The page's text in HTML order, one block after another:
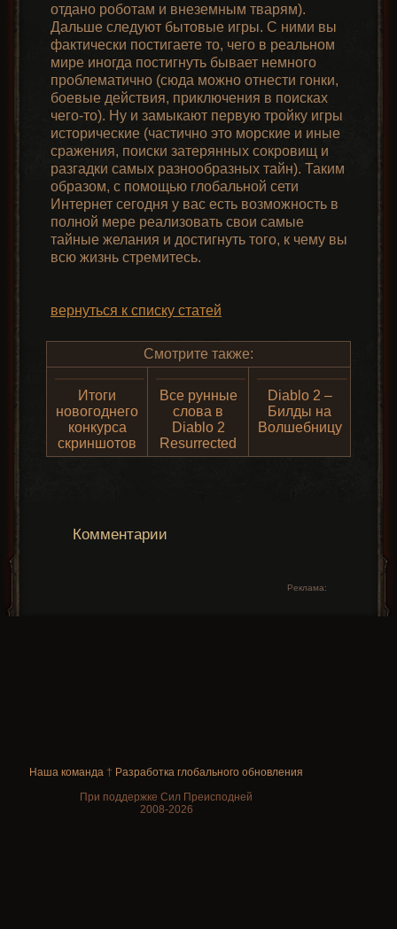
отдано роботам и внеземным тварям).
Дальше следуют бытовые игры. С ними вы
фактически постигаете то, чего в реальном
мире иногда постигнуть бывает немного
проблематично (сюда можно отнести гонки,
боевые действия, приключения в поисках
чего-то). Ну и замыкают первую тройку игры
исторические (частично это морские и иные
сражения, поиски затерянных сокровищ и
разгадки самых разнообразных тайн). Таким
образом, с помощью глобальной сети
Интернет сегодня у вас есть возможность в
полной мере реализовать свои самые
тайные желания и достигнуть того, к чему вы
всю жизнь стремитесь.
вернуться к списку статей
Смотрите также:
Итоги
новогоднего
конкурса
скриншотов
Все рунные
слова в
Diablo 2
Resurrected
Diablo 2 –
Билды на
Волшебницу
Комментарии
Реклама:
Наша команда † Разработка глобального обновления
При поддержке Сил Преисподней
2008-2026